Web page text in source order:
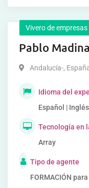
Vivero de empresas
Pablo
Andalucía-,
Idioma del
Español | Inglés
Tecnología en
Array
Tipo de agente
FORMACIÓN